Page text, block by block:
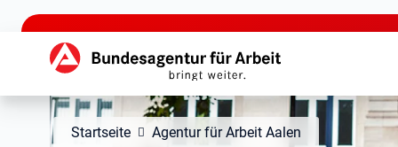
zu den Hauptinhalten springen
Hauptnavigation
Startseite Agentur für Arbeit Aalen